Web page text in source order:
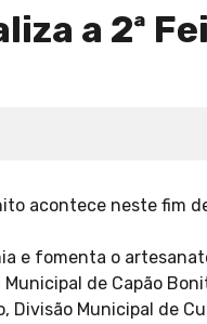
a 2ª
acontece neste fim
e fomenta o
de Capão
Divisão Municipal de